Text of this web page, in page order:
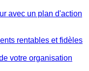
avec un plan d'action
rentables et fidèles
votre organisation